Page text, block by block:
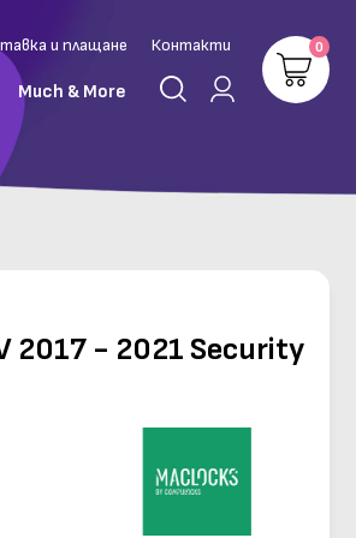
и плащане Контакти
Much & More
0
2017 - 2021 Security